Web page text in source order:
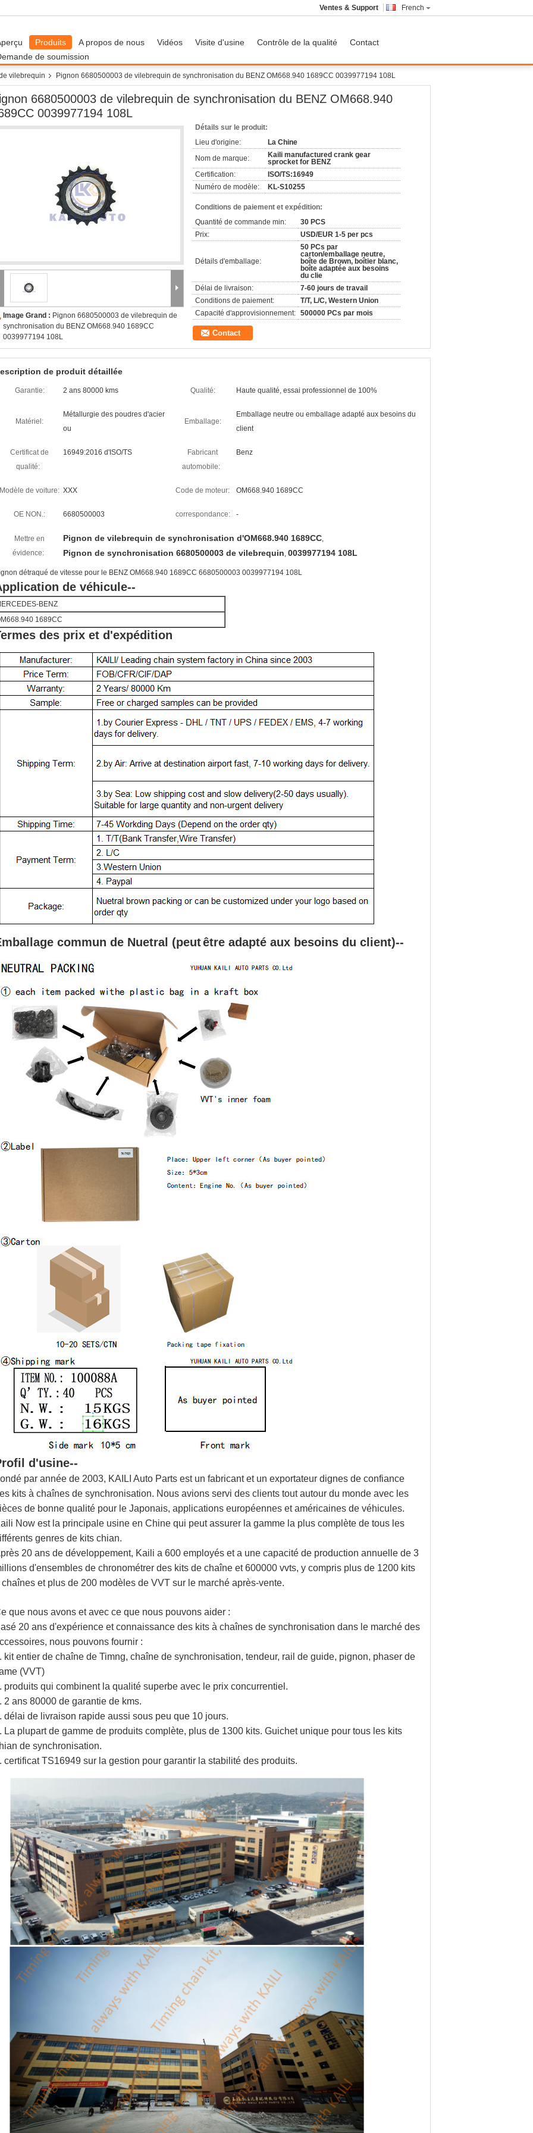
French
Ventes & Support
Produits A propos de nous Vidéos Visite d'usine Contrôle de la qualité
Contact
de soumission
vilebrequin Pignon 6680500003 de vilebrequin de synchronisation du BENZ OM668.940 1689CC 0039977194 108L
6680500003 de vilebrequin de synchronisation du BENZ OM668.940
0039977194 108L
Image Grand : Pignon 6680500003 de vilebrequin de
synchronisation du BENZ OM668.940 1689CC
0039977194 108L
Détails sur le produit:
Lieu d'origine:
La Chine
Nom de marque:
Kaili manufactured crank gear
sprocket for BENZ
Certification:
ISO/TS:16949
Numéro de modèle:
KL-S10255
Conditions de paiement et expédition:
Quantité de commande min:
30 PCS
Prix:
USD/EUR 1-5 per pcs
Détails d'emballage:
50 PCs par
carton/emballage neutre,
boîte de Brown, boîtier blanc,
boîte adaptée aux besoins
du clie
Délai de livraison:
7-60 jours de travail
Conditions de paiement:
T/T, L/C, Western Union
Capacité d'approvisionnement: 500000 PCs par mois
Contact
de produit détaillée
Garantie: 2 ans 80000 kms Qualité: Haute qualité, essai professionnel de 100%
Matériel:
Métallurgie des poudres d'acier
ou
Emballage:
Emballage neutre ou emballage adapté aux besoins du
client
Certificat de
qualité:
16949:2016 d'ISO/TS
Fabricant
automobile:
Benz
Modèle de voiture: XXX Code de moteur: OM668.940 1689CC
OE NON.: 6680500003 correspondance: -
Mettre en
évidence:
Pignon de vilebrequin de synchronisation d'OM668.940 1689CC,
Pignon de synchronisation 6680500003 de vilebrequin, 0039977194 108L
détraqué de vitesse pour le BENZ OM668.940 1689CC 6680500003 0039977194 108L
de véhicule--
BENZ
1689CC
des prix et d'expédition
commun de Nuetral (peutêtre adapté aux besoins du client)--
d'usine--
par année de 2003, KAILI Auto Parts est un fabricant et un exportateur dignes de confiance
kits à chaînes de synchronisation. Nous avions servi des clients tout autour du monde avec les
de bonne qualité pour le Japonais, applications européennes et américaines de véhicules.
Now est la principale usine en Chine qui peut assurer la gamme la plus complète de tous les
genres de kits chian.
20 ans de développement, Kaili a 600 employés et a une capacité de production annuelle de 3
d'ensembles de chronométrer des kits de chaîne et 600000 vvts, y compris plus de 1200 kits
chaînes et plus de 200 modèles de VVT sur le marché après-vente.
que nous avons et avec ce que nous pouvons aider :
20 ans d'expérience et connaissance des kits à chaînes de synchronisation dans le marché des
nous pouvons fournir :
kit entier de chaîne de Timng, chaîne de synchronisation, tendeur, rail de guide, pignon, phaser de
(VVT)
produits qui combinent la qualité superbe avec le prix concurrentiel.
2 ans 80000 de garantie de kms.
délai de livraison rapide aussi sous peu que 10 jours.
La plupart de gamme de produits complète, plus de 1300 kits. Guichet unique pour tous les kits
de synchronisation.
certificat TS16949 sur la gestion pour garantir la stabilité des produits.